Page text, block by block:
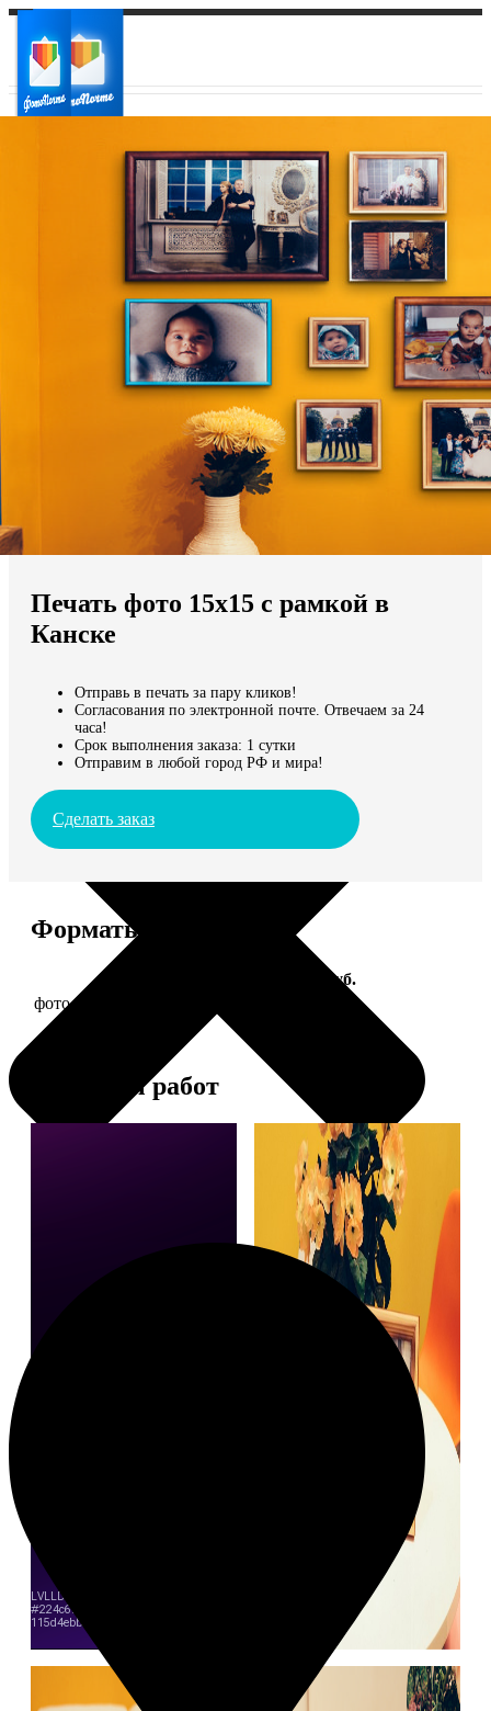
Ваш регион доставки
Выберите из списка:
Мы доставляем по всему миру
Продолжить без города
Печать фото 15х15 с рамкой в
Канске
Отправь в печать за пару кликов!
Согласования по электронной почте. Отвечаем за 24
часа!
Срок выполнения заказа: 1 сутки
Отправим в любой город РФ и мира!
Сделать заказ
Форматы и цены
Цена, руб.
фото 15х15 в деревянной рамке
Примеры работ